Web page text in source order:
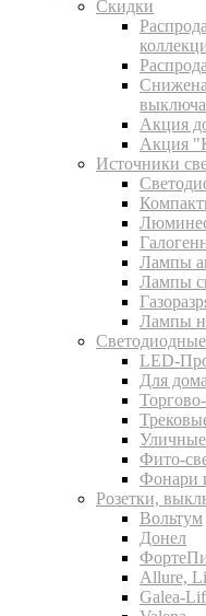
Скидки
Акция
Акция
Источники
Лампы
Лампы
Лампы
LED-
Для
Фито-
Фонари
Розетки,
Вольтум
Донел
Allure,
Galea-